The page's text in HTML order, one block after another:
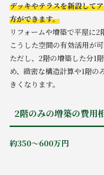
デッキやテラスを新設して
方ができます。
リフォームや増築で平屋に2
こうした空間の有効活用が可
ただし、2階の増築した分1
め、緻密な構造計算や1階
きくなります。
2階のみの増築の費用
約350～600万円